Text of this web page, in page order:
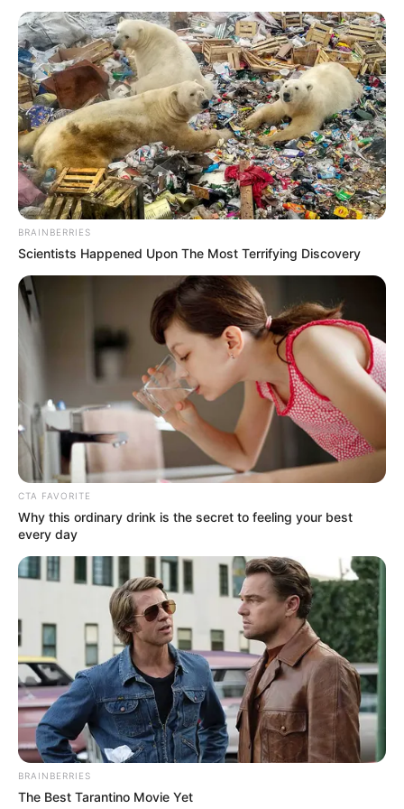
Bilder von Sehenswürdigkeiten mit touristischen
Informationen über Husum:
Ausflugsziele, Sehenswürdigkeiten,
Freizeitangebote und Museen in und im Umkreis
Umkreissuche Tourismus Husum
Museen in und um Husum
Kinderausflugsziele für Husum
Kindergeburtstag feiern
Schlösser und Burgen in und um Husum
Tagesausflugsziele für Husum
Bademöglichkeiten
Wandern
BRAINBERRIES
Scientists Happened Upon The Most Terrifying Discovery
CTA FAVORITE
Why this ordinary drink is the secret to feeling your best
every day
BRAINBERRIES
The Best Tarantino Movie Yet